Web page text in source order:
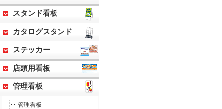
スタンド看板
カタログスタンド
ステッカー
店頭用看板
管理看板
管理看板